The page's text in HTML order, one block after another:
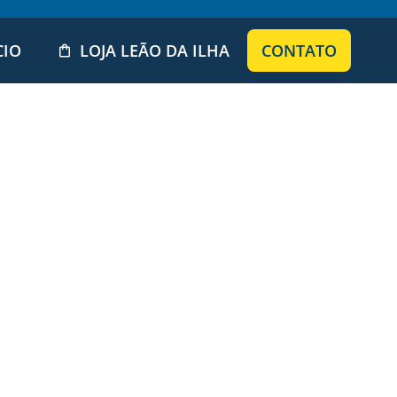
LOJA LEÃO DA ILHA CONTATO